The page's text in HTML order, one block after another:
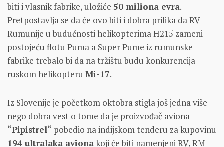
biti i vlasnik fabrike, uložiće 50 miliona evra.
Pretpostavlja se da će ovo biti i dobra prilika da RV
Rumunije u budućnosti helikopterima H215 zameni
postojeću flotu Puma a Super Pume iz rumunske
fabrike trebalo bi da na tržištu budu konkurencija
ruskom helikopteru Mi-17.
Iz Slovenije je početkom oktobra stigla još jedna više
nego dobra vest o tome da je proizvođač aviona
“Pipistrel“ pobedio na indijskom tenderu za kupovinu
194 ultralaka avionakoji će biti namenjeni RV, RM